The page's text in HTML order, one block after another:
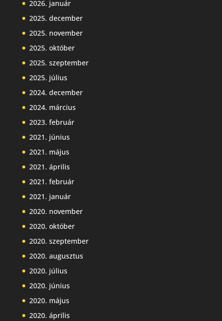
2026. január
2025. december
2025. november
2025. október
2025. szeptember
2025. július
2024. december
2024. március
2023. február
2021. június
2021. május
2021. április
2021. február
2021. január
2020. november
2020. október
2020. szeptember
2020. augusztus
2020. július
2020. június
2020. május
2020. április